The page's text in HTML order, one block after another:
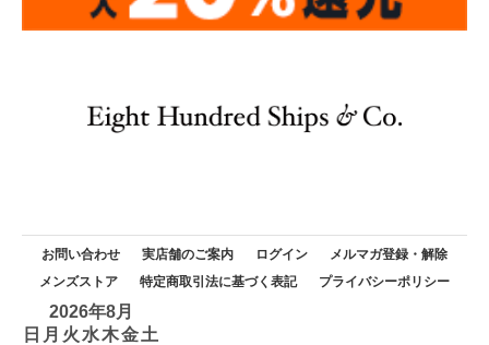
お問い合わせ 実店舗のご案内 ログイン
メルマガ登録・解除
メンズストア
特定商取引法に基づく表記 プライバシーポリシー
2026年8月
日 月 火 水木金土